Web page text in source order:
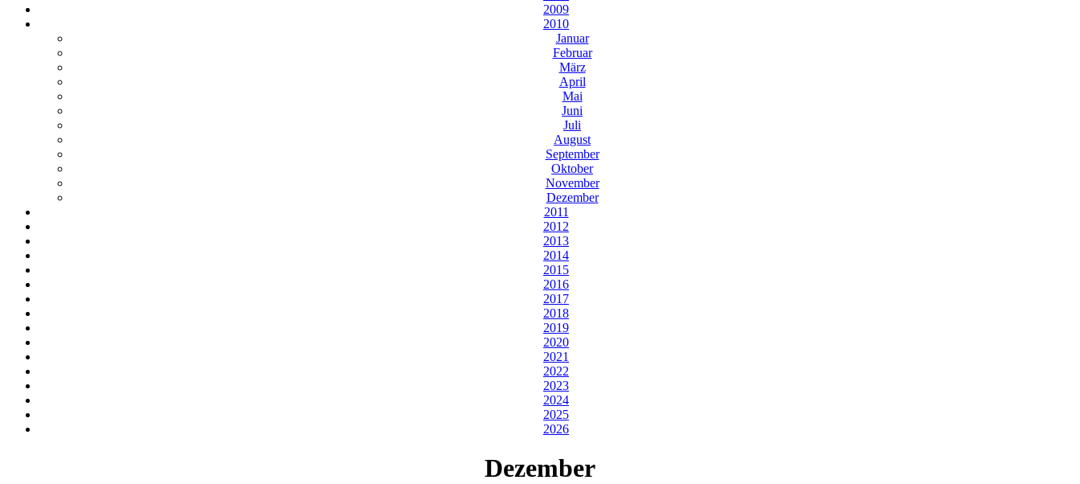
2009
2010
Januar
Februar
März
April
Mai
Juni
Juli
August
September
Oktober
November
Dezember
2011
2012
2013
2014
2015
2016
2017
2018
2019
2020
2021
2022
2023
2024
2025
2026
Dezember